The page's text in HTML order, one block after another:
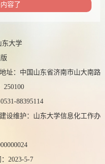
容了
东大学
：中国山东省济南市山大南路
250100
88395114
设维护：山东大学信息化工作办
2023-5-7